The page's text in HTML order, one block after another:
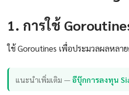
1. การใช้
ใช้ Goroutines เพื่อประมวลผลหลา
แนะนำเพิ่มเติม —อีบุ๊กการลงทุน